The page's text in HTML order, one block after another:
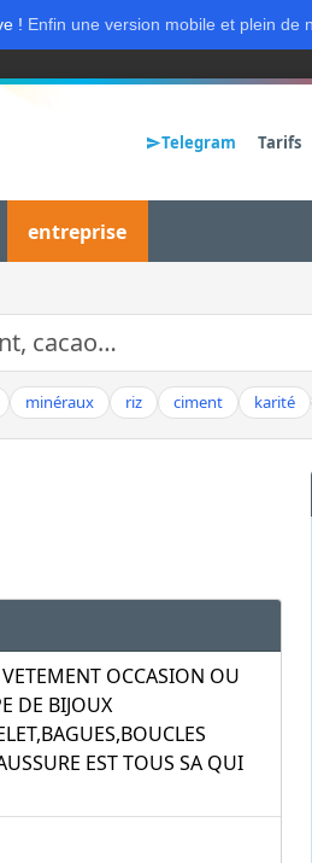
! Enfin une version mobile et plein de
Telegram Tarifs
entreprise
minéraux riz ciment karité
OCCASION OU
DE BIJOUX
EST TOUS SA QUI